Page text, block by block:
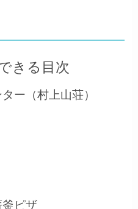
きる目次
ー（村上山荘）
ピザ